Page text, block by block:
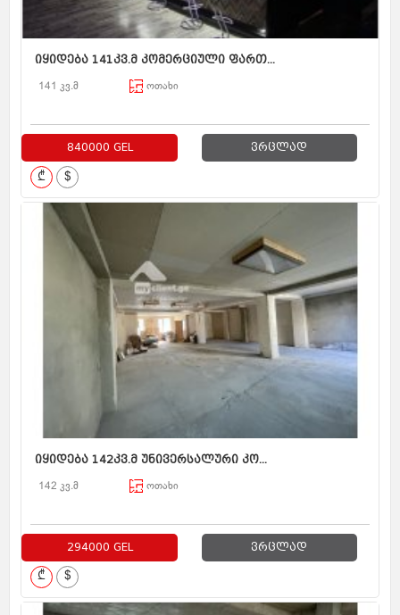
იყიდება 141კვ.მ კომერციული ფართ...
141 კვ.მ ოთახი
840000 GEL ვრცლად
₾ $
იყიდება 142კვ.მ უნივერსალური კო...
142 კვ.მ ოთახი
294000 GEL ვრცლად
₾ $